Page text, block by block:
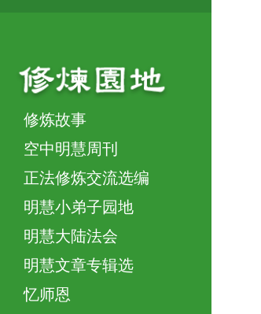
修炼故事
空中明慧周刊
正法修炼交流选编
明慧小弟子园地
明慧大陆法会
明慧文章专辑选
忆师恩